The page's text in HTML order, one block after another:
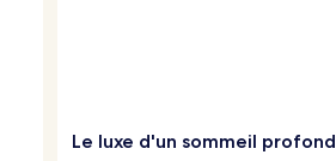
Le luxe d'un sommeil profond